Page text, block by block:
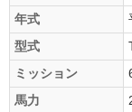
年式
型式
ミッション
馬力